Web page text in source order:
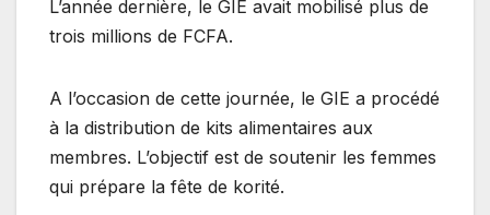
L’année dernière, le GIE avait mobilisé plus de
trois millions de FCFA.
A l’occasion de cette journée, le GIE a procédé
à la distribution de kits alimentaires aux
membres. L’objectif est de soutenir les femmes
qui prépare la fête de korité.